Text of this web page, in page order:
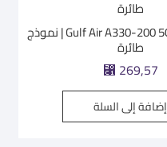
Gulf Air A330-200 50 Years Livery | نموذج
طائرة
⃁ 269,57
إضافة إلى السلة